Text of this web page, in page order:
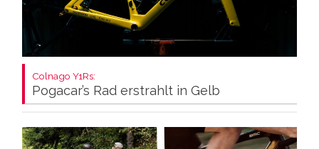
Colnago Y1Rs:
Pogacar’s Rad erstrahlt in Gelb